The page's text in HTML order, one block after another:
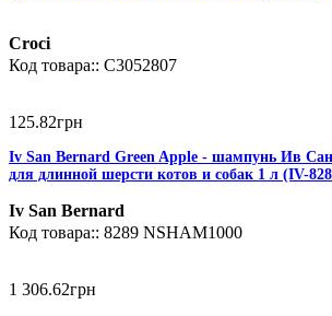
Croci
C3052807
125.82грн
Iv San Bernard Green Apple - шампунь Ив
для длинной шерсти котов и собак 1 л (IV-
Iv San Bernard
8289 NSHAM1000
1 306.62грн